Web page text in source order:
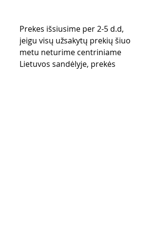
Prekes išsiusime per 2-5 d.d,
jeigu visų užsakytų prekių šiuo
metu neturime centriniame
Lietuvos sandėlyje, prekės